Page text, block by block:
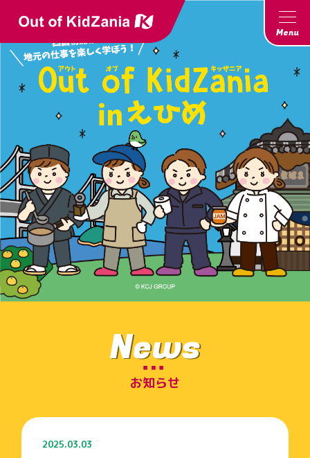
News
お知らせ
2025.03.03